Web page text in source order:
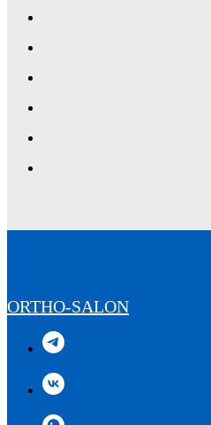
ORTHO-SALON